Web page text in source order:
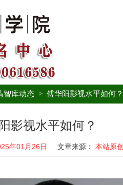
智库动态 > 傅华阳影视水平如何？
影视水平如何？
年01月26日 文章来源： 本站原创